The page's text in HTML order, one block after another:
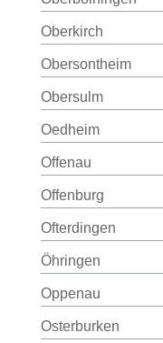
Oberkirch
Obersontheim
Obersulm
Oedheim
Offenau
Offenburg
Ofterdingen
Öhringen
Oppenau
Osterburken